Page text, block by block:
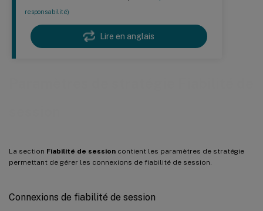
responsabilité)
Lire en anglais
La section Fiabilité de session contient les paramètres de stratégie
permettant de gérer les connexions de fiabilité de session.
Connexions de fiabilité de session